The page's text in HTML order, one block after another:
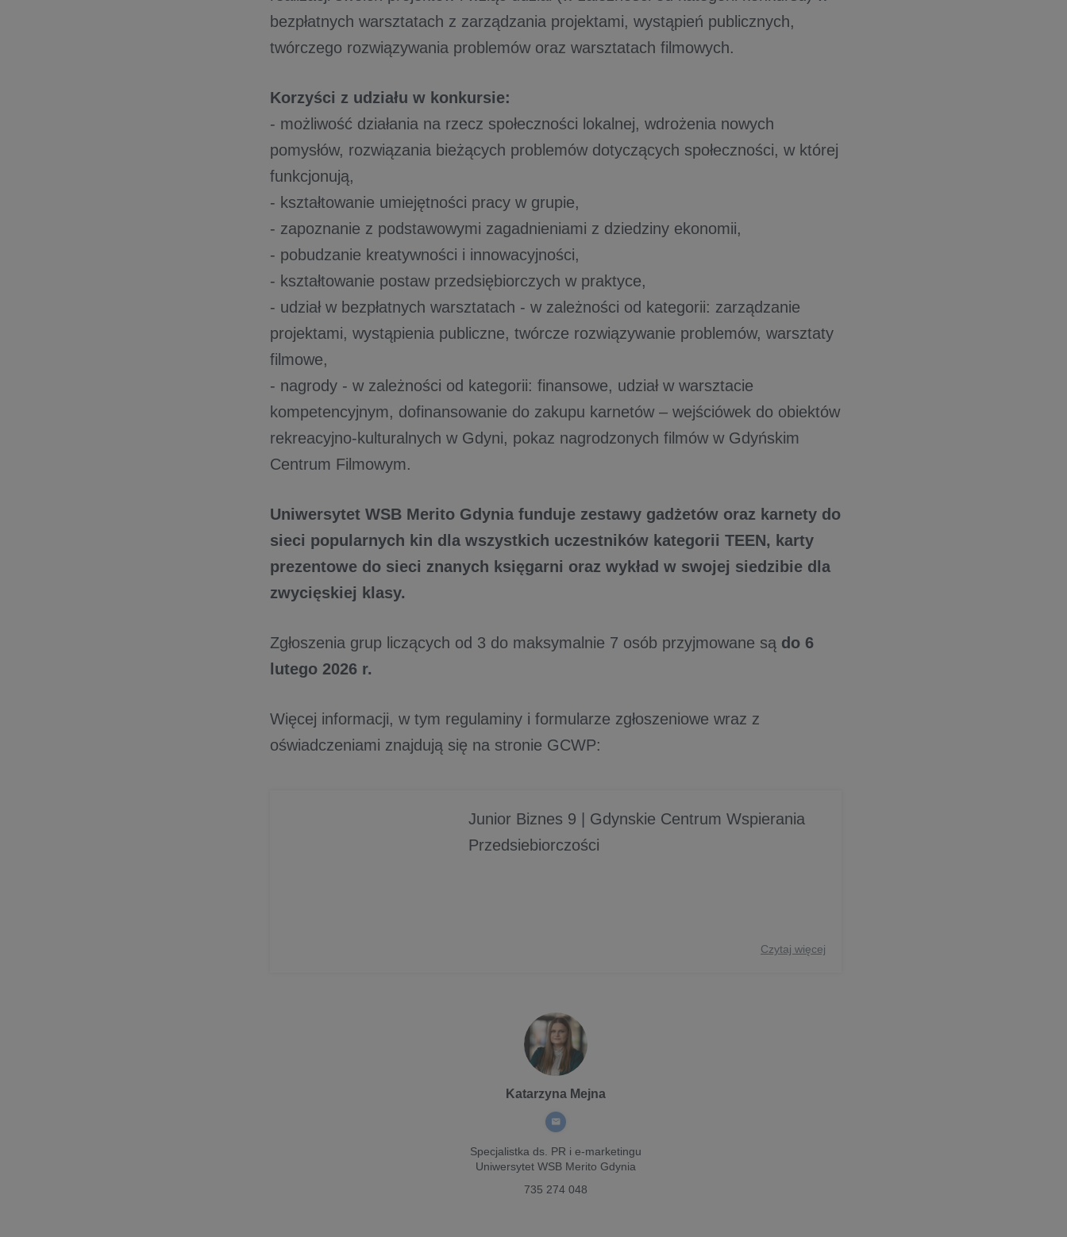
bezpłatnych warsztatach z zarządzania projektami, wystąpień publicznych,
twórczego rozwiązywania problemów oraz warsztatach filmowych.
Korzyści z udziału w konkursie:
- możliwość działania na rzecz społeczności lokalnej, wdrożenia nowych
pomysłów, rozwiązania bieżących problemów dotyczących społeczności, w której
funkcjonują,
- kształtowanie umiejętności pracy w grupie,
- zapoznanie z podstawowymi zagadnieniami z dziedziny ekonomii,
- pobudzanie kreatywności i innowacyjności,
- kształtowanie postaw przedsiębiorczych w praktyce,
- udział w bezpłatnych warsztatach - w zależności od kategorii: zarządzanie
projektami, wystąpienia publiczne, twórcze rozwiązywanie problemów, warsztaty
filmowe,
- nagrody - w zależności od kategorii: finansowe, udział w warsztacie
kompetencyjnym, dofinansowanie do zakupu karnetów – wejściówek do obiektów
rekreacyjno-kulturalnych w Gdyni, pokaz nagrodzonych filmów w Gdyńskim
Centrum Filmowym.
Uniwersytet WSB Merito Gdynia funduje zestawy gadżetów oraz karnety do
sieci popularnych kin dla wszystkich uczestników kategorii TEEN, karty
prezentowe do sieci znanych księgarni oraz wykład w swojej siedzibie dla
zwycięskiej klasy.
Zgłoszenia grup liczących od 3 do maksymalnie 7 osób przyjmowane są do 6
lutego 2026 r.
Więcej informacji, w tym regulaminy i formularze zgłoszeniowe wraz z
oświadczeniami znajdują się na stronie GCWP:
Junior Biznes 9 | Gdynskie Centrum Wspierania
Przedsiebiorczości
Czytaj więcej
Katarzyna Mejna
Specjalistka ds. PR i e-marketingu
Uniwersytet WSB Merito Gdynia
735 274 048